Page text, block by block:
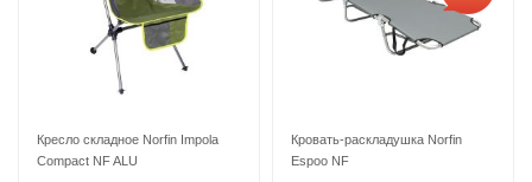
Кресло складное Norfin Impola
Compact NF ALU
Кровать-раскладушка Norfin
Espoo NF